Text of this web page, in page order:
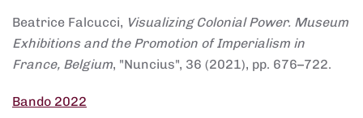
Beatrice Falcucci, Visualizing Colonial Power. Museum
Exhibitions and the Promotion of Imperialism in
France, Belgium, "Nuncius", 36 (2021), pp. 676–722.
Bando 2022